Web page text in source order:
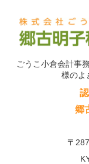
ごうこ小倉会計事
様のよ
郷
〒